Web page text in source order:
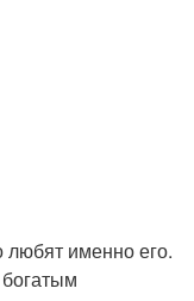
любят именно его.